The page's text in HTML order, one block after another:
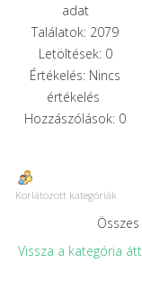
adat
Találatok: 2079
Letöltések: 0
Értékelés: Nincs
értékelés
Hozzászólások: 0
Korlátozott kategóriák
Vissza a kategória